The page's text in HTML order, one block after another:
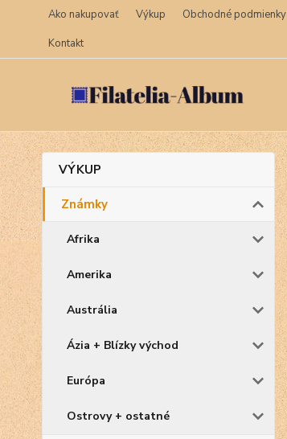
Ako nakupovať Výkup Obchodné podmienky
Kontakt
VÝKUP
Známky
Afrika
Amerika
Austrália
Ázia + Blízky východ
Európa
Ostrovy + ostatné